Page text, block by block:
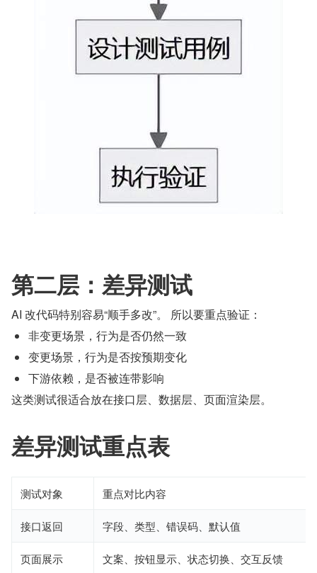
第二层：差异测试
AI 改代码特别容易“顺手多改”。 所以要重点验证：
非变更场景，行为是否仍然一致
变更场景，行为是否按预期变化
下游依赖，是否被连带影响
这类测试很适合放在接口层、数据层、页面渲染层。
差异测试重点表
测试对象 重点对比内容
接口返回 字段、类型、错误码、默认值
页面展示 文案、按钮显示、状态切换、交互反馈